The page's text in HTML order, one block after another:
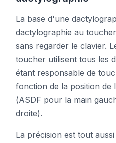
La base d'une
dactylographie au
sans regarder le clavier.
toucher utilisent tous les
étant responsable de
fonction de la position de
(ASDF pour la main
droite).
La précision est tout